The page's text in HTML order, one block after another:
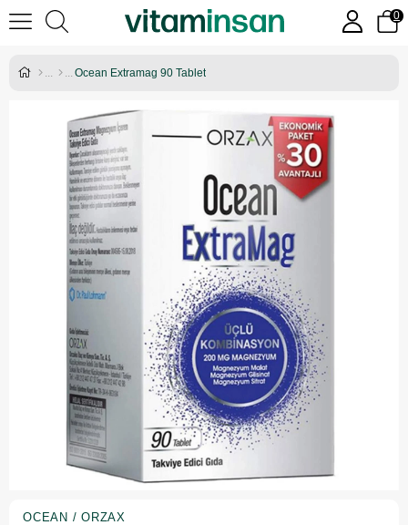
0
Ocean Extramag 90 Tablet
OCEAN / ORZAX